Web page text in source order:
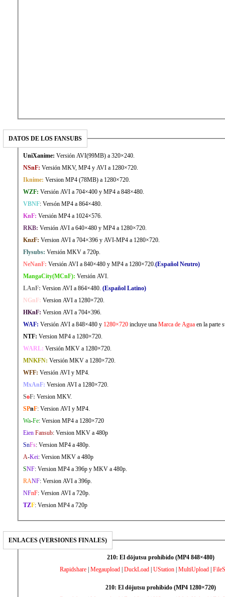
DATOS DE LOS FANSUBS
UniXanime: Versión AVI(99MB) a 320×240.
NSnF: Versión MKV, MP4 y AVI a 1280×720.
Iknime: Version MP4 (78MB) a 1280×720.
WZF: Versión AVI a 704×400 y MP4 a 848×480.
VBNF: Versón MP4 a 864×480.
KnF: Versión MP4 a 1024×576.
RKB: Versión AVI a 640×480 y MP4 a 1280×720.
KnzF: Version AVI a 704×396 y AVI-MP4 a 1280×720.
Flysubs: Versión MKV a 720p.
NeNanF: Versión AVI a 840×480 y MP4 a 1280×720.(Español Neutro)
MangaCity(MCnF): Versión AVI.
LAnF: Version AVI a 864×480. (Español Latino)
NGnF: Version AVI a 1280×720.
HKnF: Version AVI a 704×396.
WAF: Versión AVI a 848×480 y 1280×720 incluye una Marca de Agua en la parte
NTF: Version MP4 a 1280×720.
WARL: Versión MKV a 1280×720.
MNKFN: Versión MKV a 1280×720.
WFF:
Versión AVI y MP4.
MxAnF:
Version AVI a 1280×720.
SoF: Version MKV.
SPnF: Version AVI y MP4.
Wa-Fe: Version MP4 a 1280×720
Eien Fansub: Version MKV a 480p
SnFs: Version MP4 a 480p.
A-Kei: Version MKV a 480p
SNF: Version MP4 a 396p y MKV a 480p.
RANF: Version AVI a 396p.
NFnF: Version AVI a 720p.
TZF: Version MP4 a 720p
ENLACES (VERSIONES FINALES)
210: El dōjutsu prohibido (MP4 848×480)
Rapidshare| Megaupload| DuckLoad| UStation| MultiUpload|
210: El dōjutsu prohibido (MP4 1280×720)